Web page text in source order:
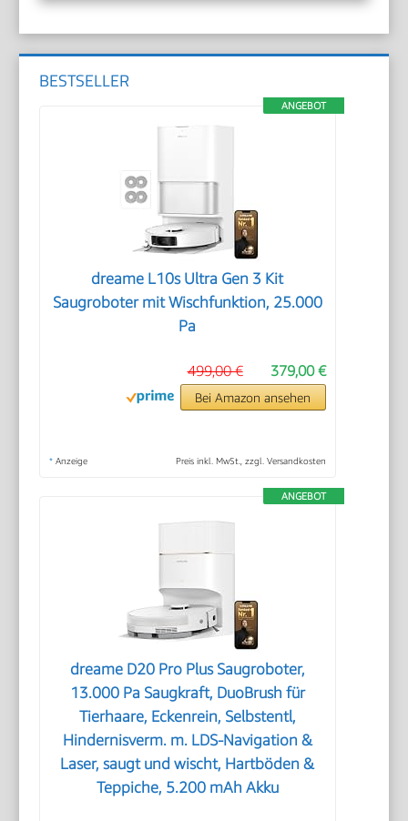
BESTSELLER
ANGEBOT
dreame L10s Ultra Gen 3 Kit
Saugroboter mit Wischfunktion, 25.000
Pa
379,00 €
499,00 €
Bei Amazon ansehen
* Anzeige Preis inkl. MwSt., zzgl. Versandkosten
ANGEBOT
dreame D20 Pro Plus Saugroboter,
13.000 Pa Saugkraft, DuoBrush für
Tierhaare, Eckenrein, Selbstentl,
Hindernisverm. m. LDS-Navigation &
Laser, saugt und wischt, Hartböden &
Teppiche, 5.200 mAh Akku